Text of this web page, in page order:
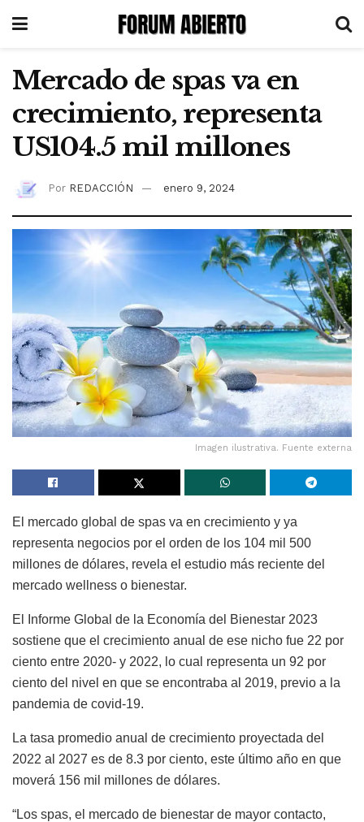
Mercado de spas va en
crecimiento, representa
US104.5 mil millones
Por REDACCIÓN enero 9, 2024
Imagen ilustrativa. Fuente externa
El mercado global de spas va en crecimiento y ya
representa negocios por el orden de los 104 mil 500
millones de dólares, revela el estudio más reciente del
mercado wellness o bienestar.
El Informe Global de la Economía del Bienestar 2023
sostiene que el crecimiento anual de ese nicho fue 22 por
ciento entre 2020- y 2022, lo cual representa un 92 por
ciento del nivel en que se encontraba al 2019, previo a la
pandemia de covid-19.
La tasa promedio anual de crecimiento proyectada del
2022 al 2027 es de 8.3 por ciento, este último año en que
moverá 156 mil millones de dólares.
“Los spas, el mercado de bienestar de mayor contacto,